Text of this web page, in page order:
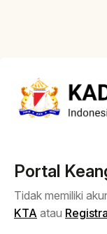
Portal
Tidak memiliki
KTA atau